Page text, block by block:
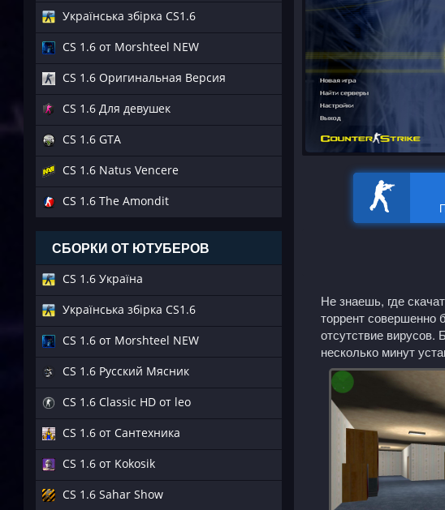
Українська збірка CS1.6
CS 1.6 от Morshteel NEW
CS 1.6 Оригинальная Версия
CS 1.6 Для девушек
CS 1.6 GTA
CS 1.6 Natus Vencere
CS 1.6 The Amondit
СБОРКИ ОТ ЮТУБЕРОВ
CS 1.6 Україна
Українська збірка CS1.6
CS 1.6 от Morshteel NEW
CS 1.6 Русский Мясник
CS 1.6 Classic HD от leo
CS 1.6 от Сантехника
CS 1.6 от Kokosik
CS 1.6 Sahar Show
Не знаешь, где
торрент совершенно
отсутствие вирусов.
несколько минут